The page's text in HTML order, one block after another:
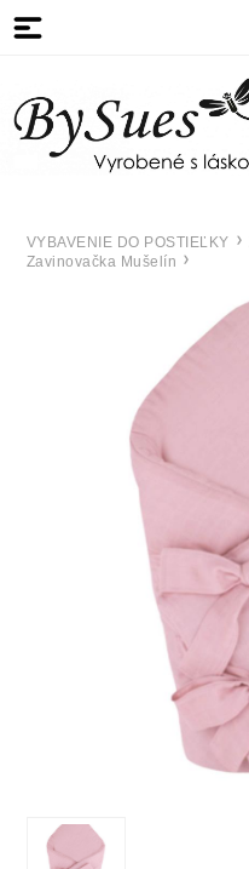
VYBAVENIE DO POSTIEĽKY
Zavinovačka Mušelín